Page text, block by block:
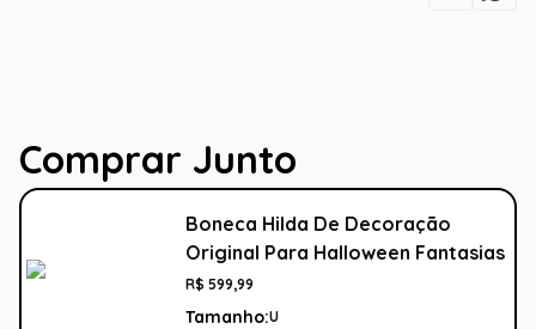
Comprar Junto
Boneca Hilda De Decoração
Original Para Halloween Fantasias
R$ 599,99
Tamanho:U